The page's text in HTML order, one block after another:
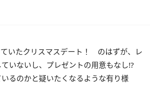
ていたクリスマスデート！ のはずが、レ
いないし、プレゼントの用意もなし!?
るのかと疑いたくなるような有り様